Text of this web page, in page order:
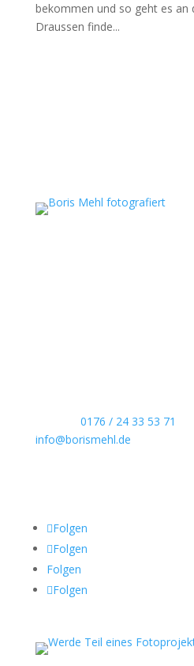
bekommen und so geht es an
Draussen finde...
0176 / 24 33 53 71
info@borismehl.de
Folgen
Folgen
Folgen
Folgen